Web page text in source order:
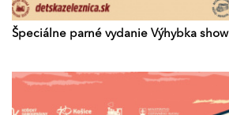
Špeciálne parné vydanie Výhybka show